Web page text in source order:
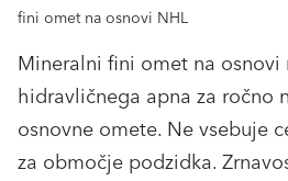
fini omet na osnovi NHL
Mineralni fini omet na osnovi
hidravličnega apna za ročno
osnovne omete. Ne vsebuje
za območje podzidka.